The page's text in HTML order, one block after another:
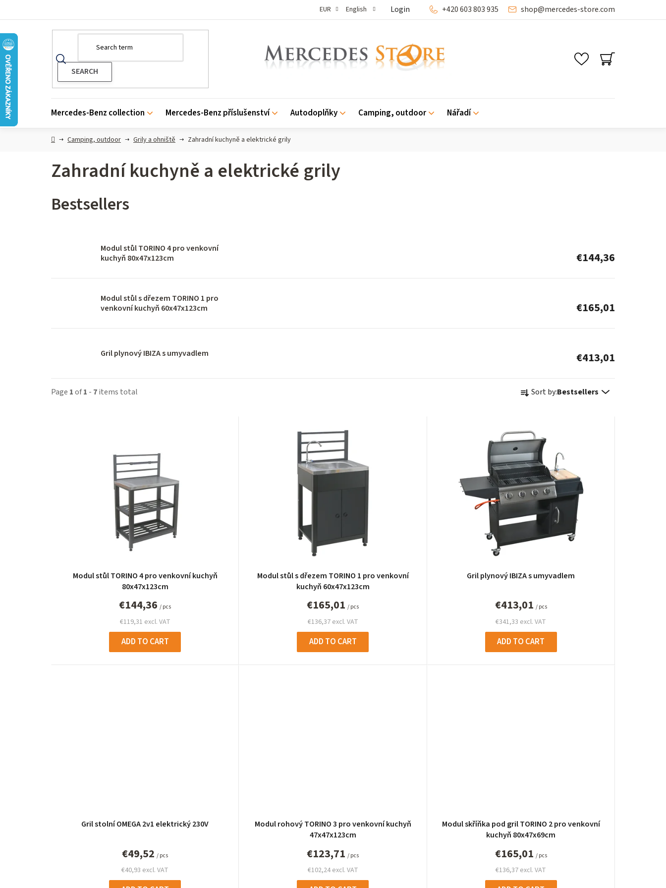
EUR English Login shop@mercedes-store.com
+420 603 803 935
SHOPPING
CART
Mercedes-Benz collection Mercedes-Benz příslušenství Autodoplňky Camping, outdoor Nářadí
HomeCamping, outdoor Grily a ohniště Zahradní kuchyně a elektrické grily
Zahradní kuchyně a elektrické grily
Bestsellers
Modul stůl TORINO 4 pro venkovní
kuchyň 80x47x123cm
€144,36
Modul stůl s dřezem TORINO 1 pro
venkovní kuchyň 60x47x123cm
€165,01
Gril plynový IBIZA s umyvadlem €413,01
Page 1of1 - 7items total
P
o
d
u
c
t
s
o
t
i
n
g
Sort by:Bestsellers
t
Modul stůl TORINO 4 pro venkovní kuchyň
80x47x123cm
€119,31 excl. VAT
€144,36/ pcs
ADD TO CART
Modul stůl s dřezem TORINO 1 pro venkovní
kuchyň 60x47x123cm
€136,37 excl. VAT
€165,01/ pcs
ADD TO CART
Gril plynový IBIZA s umyvadlem
€341,33 excl. VAT
€413,01 / pcs
ADD TO CART
Gril stolní OMEGA 2v1 elektrický 230V
€40,93 excl. VAT
€49,52/ pcs
Modul rohový TORINO 3 pro venkovní kuchyň
47x47x123cm
€102,24 excl. VAT
€123,71/ pcs
Modul skříňka pod gril TORINO 2 pro venkovní
kuchyň 80x47x69cm
€136,37 excl. VAT
€165,01 / pcs